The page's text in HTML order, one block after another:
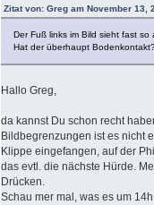
Zitat von: Greg am November 13,
Der Fuß links im Bild sieht fast
Hat der überhaupt
Hallo Greg,
da kannst Du schon recht
Bildbegrenzungen ist es nicht
Klippe eingefangen, auf der
das evtl. die nächste Hürde.
Drücken.
Schau mer mal, was es um